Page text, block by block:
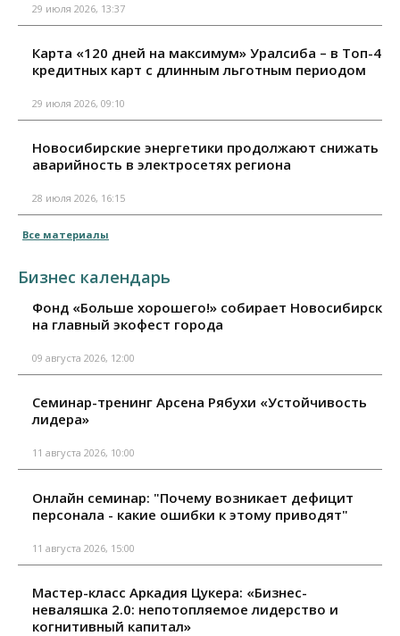
29 июля 2026, 13:37
Карта «120 дней на максимум» Уралсиба – в Топ-4
кредитных карт с длинным льготным периодом
29 июля 2026, 09:10
Новосибирские энергетики продолжают снижать
аварийность в электросетях региона
28 июля 2026, 16:15
Все материалы
Бизнес календарь
Фонд «Больше хорошего!» собирает Новосибирск
на главный экофест города
09 августа 2026, 12:00
Семинар-тренинг Арсена Рябухи «Устойчивость
лидера»
11 августа 2026, 10:00
Онлайн семинар: "Почему возникает дефицит
персонала - какие ошибки к этому приводят"
11 августа 2026, 15:00
Мастер-класс Аркадия Цукера: «Бизнес-
неваляшка 2.0: непотопляемое лидерство и
когнитивный капитал»